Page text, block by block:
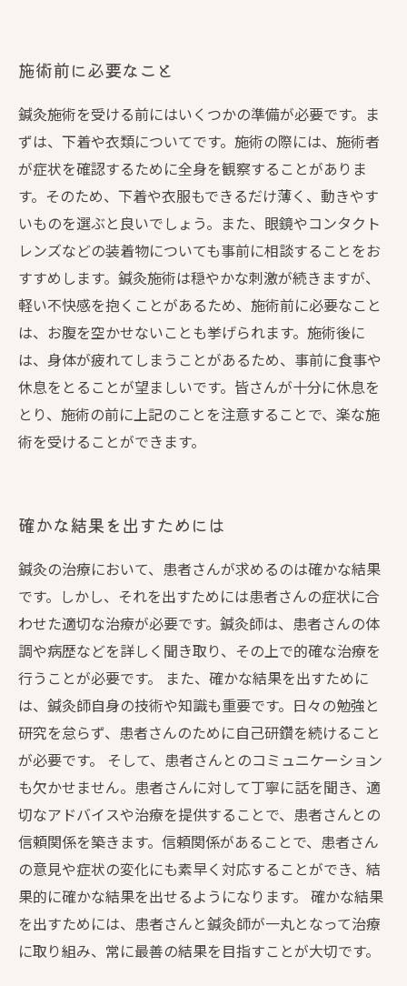
施術前に必要なこと
鍼灸施術を受ける前にはいくつかの準備が必要です。ま
ずは、下着や衣類についてです。施術の際には、施術者
が症状を確認するために全身を観察することがありま
す。そのため、下着や衣服もできるだけ薄く、動きやす
いものを選ぶと良いでしょう。また、眼鏡やコンタクト
レンズなどの装着物についても事前に相談することをお
すすめします。鍼灸施術は穏やかな刺激が続きますが、
軽い不快感を抱くことがあるため、施術前に必要なこと
は、お腹を空かせないことも挙げられます。施術後に
は、身体が疲れてしまうことがあるため、事前に食事や
休息をとることが望ましいです。皆さんが十分に休息を
とり、施術の前に上記のことを注意することで、楽な施
術を受けることができます。
確かな結果を出すためには
鍼灸の治療において、患者さんが求めるのは確かな結果
です。しかし、それを出すためには患者さんの症状に合
わせた適切な治療が必要です。鍼灸師は、患者さんの体
調や病歴などを詳しく聞き取り、その上で的確な治療を
行うことが必要です。 また、確かな結果を出すために
は、鍼灸師自身の技術や知識も重要です。日々の勉強と
研究を怠らず、患者さんのために自己研鑽を続けること
が必要です。 そして、患者さんとのコミュニケーション
も欠かせません。患者さんに対して丁寧に話を聞き、適
切なアドバイスや治療を提供することで、患者さんとの
信頼関係を築きます。信頼関係があることで、患者さん
の意見や症状の変化にも素早く対応することができ、結
果的に確かな結果を出せるようになります。 確かな結果
を出すためには、患者さんと鍼灸師が一丸となって治療
に取り組み、常に最善の結果を目指すことが大切です。